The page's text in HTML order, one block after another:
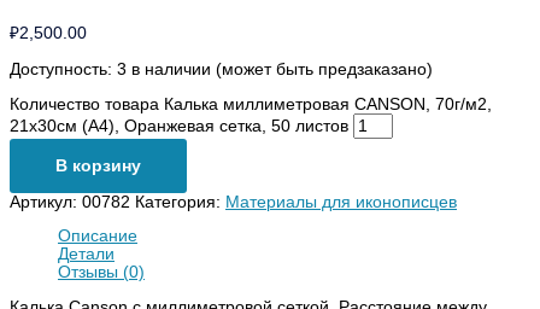
₽2,500.00
Доступность: 3 в наличии (может быть предзаказано)
Количество товара Калька миллиметровая CANSON, 70г/м2,
21х30см (А4), Оранжевая сетка, 50 листов
В корзину
Артикул: 00782 Категория: Материалы для иконописцев
Описание
Детали
Отзывы (0)